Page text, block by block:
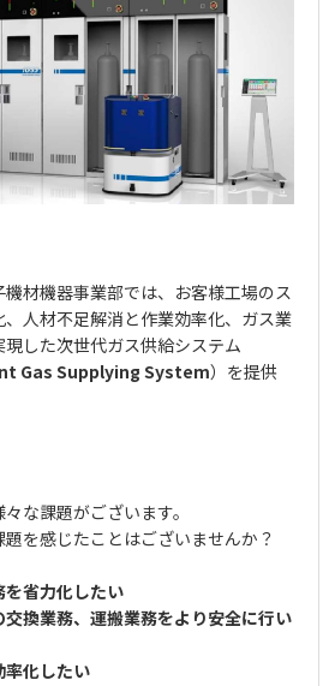
材機器事業部では、お客様工場のス
人材不足解消と作業効率化、ガス業
した次世代ガス供給システム
Gas Supplying System）を提供
な課題がございます。
を感じたことはございませんか？
を省力化したい
換業務、運搬業務をより安全に行い
率化したい